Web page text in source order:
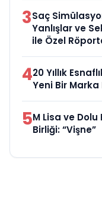
3Saç
Yanlışlar ve
ile Özel
420 Yıllık
Yeni Bir Marka
5M Lisa ve
Birliği: “Vişne”